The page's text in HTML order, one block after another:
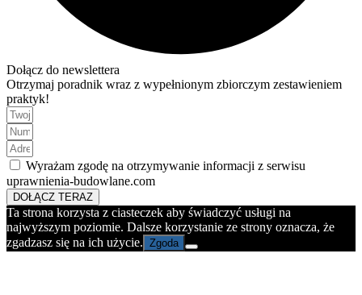
Dołącz do newslettera
Otrzymaj poradnik wraz z wypełnionym zbiorczym zestawieniem
praktyk!
Wyrażam zgodę na otrzymywanie informacji z serwisu
uprawnienia-budowlane.com
DOŁĄCZ TERAZ
Ta strona korzysta z ciasteczek aby świadczyć usługi na
najwyższym poziomie. Dalsze korzystanie ze strony oznacza, że
zgadzasz się na ich użycie. Zgoda